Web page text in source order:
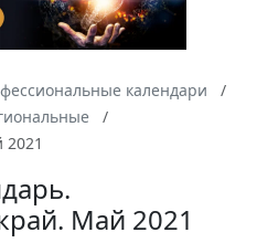
календари
Май 2021